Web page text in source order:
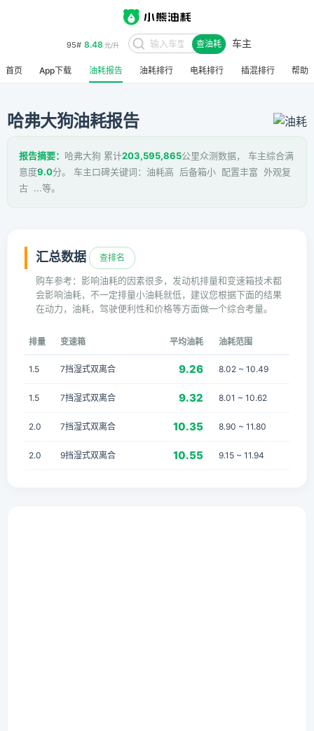
95# 8.48 元/升 查油耗 车主
首页 App下载 油耗报告 油耗排行 电耗排行 插混排行 帮助
哈弗大狗油耗报告
报告摘要： 哈弗大狗 累计203,595,865公里众测数据， 车主综合满
意度9.0分。 车主口碑关键词：油耗高 后备箱小 配置丰富 外观复
古 ...等。
汇总数据 查排名
购车参考：影响油耗的因素很多，发动机排量和变速箱技术都
会影响油耗，不一定排量小油耗就低，建议您根据下面的结果
在动力，油耗，驾驶便利性和价格等方面做一个综合考量。
排量 变速箱 平均油耗 油耗范围
1.5 7挡湿式双离合 9.26 8.02 ~ 10.49
1.5 7挡湿式双离合 9.32 8.01 ~ 10.62
2.0 7挡湿式双离合 10.35 8.90 ~ 11.80
2.0 9挡湿式双离合 10.55 9.15 ~ 11.94